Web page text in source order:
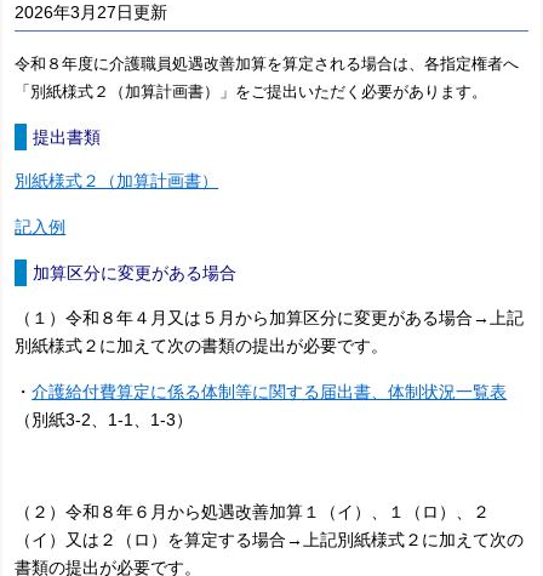
2026年3月27日更新
令和８年度に介護職員処遇改善加算を算定される場合は、各指定権者へ
「別紙様式２（加算計画書）」をご提出いただく必要があります。
提出書類
別紙様式２（加算計画書）
記入例
加算区分に変更がある場合
（１）令和８年４月又は５月から加算区分に変更がある場合→上記
別紙様式２に加えて次の書類の提出が必要です。
・介護給付費算定に係る体制等に関する届出書、体制状況一覧表
（別紙3-2、1-1、1-3）
（２）令和８年６月から処遇改善加算１（イ）、１（ロ）、２
（イ）又は２（ロ）を算定する場合→上記別紙様式２に加えて次の
書類の提出が必要です。